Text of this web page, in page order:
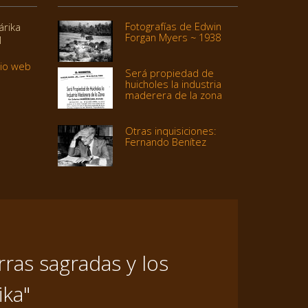
web
Fotografías de Edwin
Forgan Myers ~ 1938
Será propiedad de
huicholes la industria
maderera de la zona
Otras inquisiciones:
Fernando Benítez
sagradas y los